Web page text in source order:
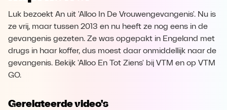
Luk bezoekt An uit 'Alloo In De Vrouwengevangenis'. Nu is
ze vrij, maar tussen 2013 en nu heeft ze nog eens in de
gevangenis gezeten. Ze was opgepakt in Engeland met
drugs in haar koffer, dus moest daar onmiddellijk naar de
gevangenis. Bekijk 'Alloo En Tot Ziens' bij VTM en op VTM
GO.
Gerelateerde video's